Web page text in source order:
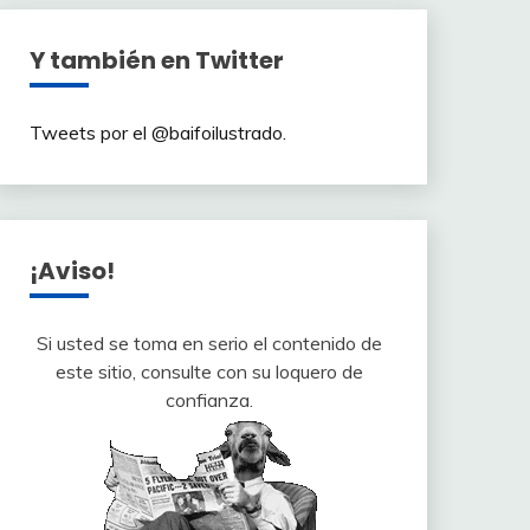
Y también en Twitter
Tweets por el @baifoilustrado.
¡Aviso!
Si usted se toma en serio el contenido de
este sitio, consulte con su loquero de
confianza.